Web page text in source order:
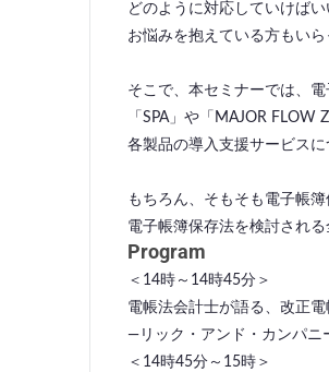
どのように対応していけば
お悩みを抱えている方もいら
そこで、本セミナーでは、
「SPA」や「MAJOR FLOW
各製品の導入支援サービスに
もちろん、そもそも電子帳
電子帳簿保存法を検討され
Program
＜14時～14時45分＞
電帳法会計士が語る、改正
―リック・アンド・カンパニ
＜14時45分～15時＞